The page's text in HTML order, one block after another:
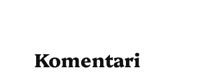
Komentari